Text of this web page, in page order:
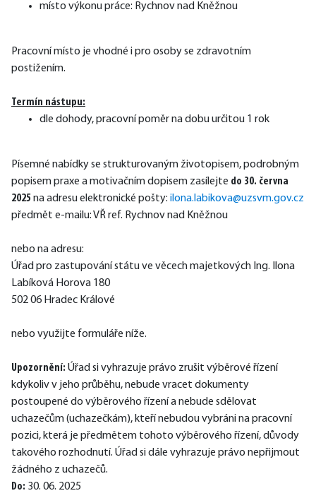
místo výkonu práce: Rychnov nad Kněžnou
Pracovní místo je vhodné i pro osoby se zdravotním
postižením.
Termín nástupu:
dle dohody, pracovní poměr na dobu určitou 1 rok
Písemné nabídky se strukturovaným životopisem, podrobným
popisem praxe a motivačním dopisem zasílejte do 30. června
2025 na adresu elektronické pošty: ilona.labikova@uzsvm.gov.cz
předmět e-mailu: VŘ ref. Rychnov nad Kněžnou
nebo na adresu:
Úřad pro zastupování státu ve věcech majetkových Ing. Ilona
Labíková Horova 180
502 06 Hradec Králové
nebo využijte formuláře níže.
Upozornění: Úřad si vyhrazuje právo zrušit výběrové řízení
kdykoliv v jeho průběhu, nebude vracet dokumenty
postoupené do výběrového řízení a nebude sdělovat
uchazečům (uchazečkám), kteří nebudou vybráni na pracovní
pozici, která je předmětem tohoto výběrového řízení, důvody
takového rozhodnutí. Úřad si dále vyhrazuje právo nepřijmout
žádného z uchazečů.
Do: 30. 06. 2025